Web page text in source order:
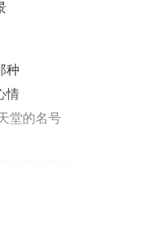
种
情
堂的名号